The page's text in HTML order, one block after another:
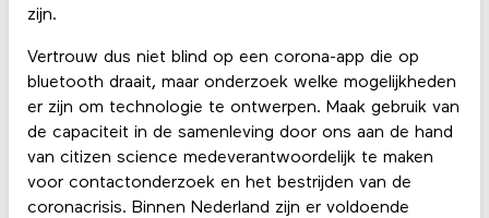
zijn.
Vertrouw dus niet blind op een corona-app die op
bluetooth draait, maar onderzoek welke mogelijkheden
er zijn om technologie te ontwerpen. Maak gebruik van
de capaciteit in de samenleving door ons aan de hand
van citizen science medeverantwoordelijk te maken
voor contactonderzoek en het bestrijden van de
coronacrisis. Binnen Nederland zijn er voldoende